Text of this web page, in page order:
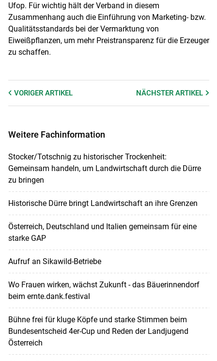
Ufop. Für wichtig hält der Verband in diesem
Zusammenhang auch die Einführung von Marketing- bzw.
Qualitätsstandards bei der Vermarktung von
Eiweißpflanzen, um mehr Preistransparenz für die Erzeuger
zu schaffen.
VORIGER ARTIKEL NÄCHSTERARTIKEL
Weitere Fachinformation
Stocker/Totschnig zu historischer Trockenheit:
Gemeinsam handeln, um Landwirtschaft durch die Dürre
zu bringen
Historische Dürre bringt Landwirtschaft an ihre Grenzen
Österreich, Deutschland und Italien gemeinsam für eine
starke GAP
Aufruf an Sikawild-Betriebe
Wo Frauen wirken, wächst Zukunft - das Bäuerinnendorf
beim ernte.dank.festival
Bühne frei für kluge Köpfe und starke Stimmen beim
Bundesentscheid 4er-Cup und Reden der Landjugend
Österreich